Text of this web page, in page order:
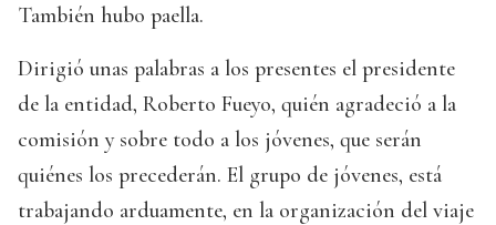
También hubo paella.
Dirigió unas palabras a los presentes el presidente
de la entidad, Roberto Fueyo, quién agradeció a la
comisión y sobre todo a los jóvenes, que serán
quiénes los precederán. El grupo de jóvenes, está
trabajando arduamente, en la organización del viaje